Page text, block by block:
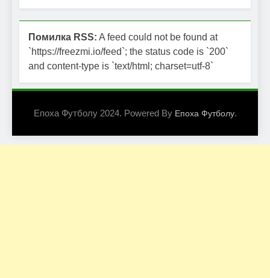
Помилка RSS: A feed could not be found at
`https://freezmi.io/feed`; the status code is `200`
and content-type is `text/html; charset=utf-8`
Епоха Футболу 2024. Powered By Епоха Футболу.